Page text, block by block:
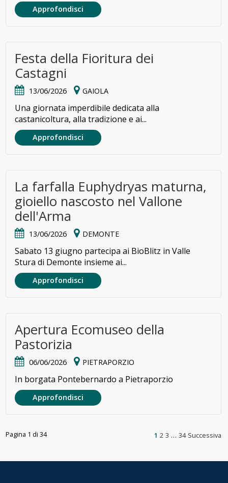
Approfondisci
Festa della Fioritura dei
Castagni
13/06/2026 GAIOLA
Una giornata imperdibile dedicata alla
castanicoltura, alla tradizione e ai...
Approfondisci
La farfalla Euphydryas maturna,
gioiello nascosto nel Vallone
dell'Arma
13/06/2026 DEMONTE
Sabato 13 giugno partecipa ai BioBlitz in Valle
Stura di Demonte insieme ai...
Approfondisci
Apertura Ecomuseo della
Pastorizia
06/06/2026 PIETRAPORZIO
In borgata Pontebernardo a Pietraporzio
Approfondisci
Pagina 1 di 34 1 2 3 … 34 Successiva